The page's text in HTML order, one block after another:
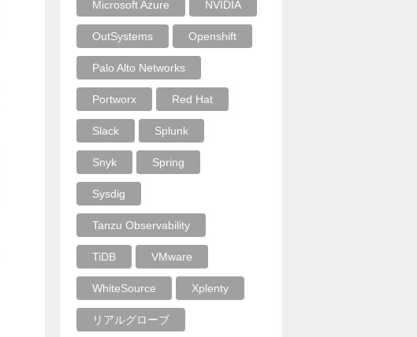
Microsoft Azure NVIDIA
OutSystems Openshift
Palo Alto Networks
Portworx Red Hat
Slack Splunk
Snyk Spring
Sysdig
Tanzu Observability
TiDB VMware
WhiteSource Xplenty
リアルグローブ